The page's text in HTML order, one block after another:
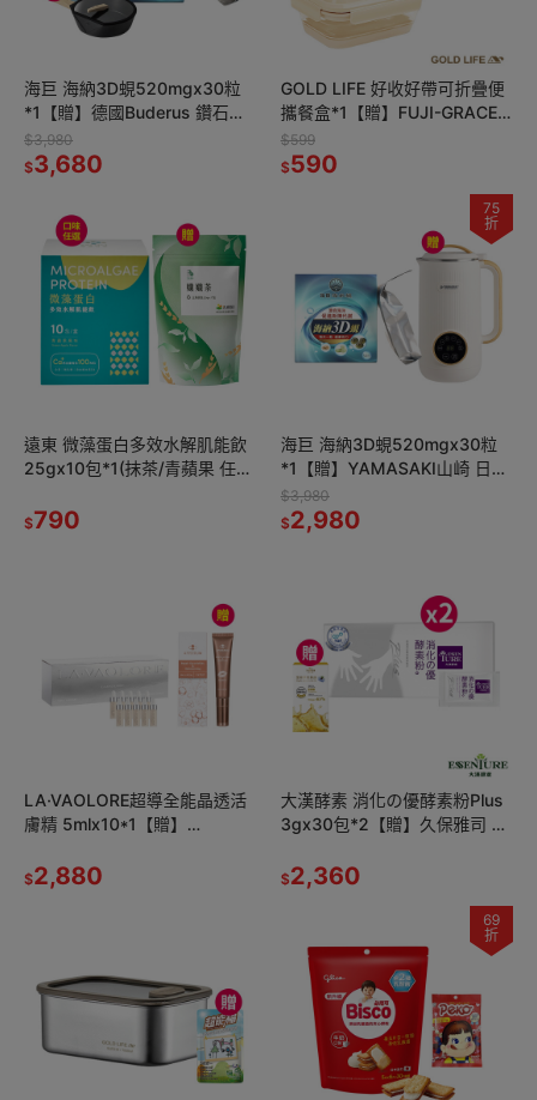
海巨 海納3D蜆520mgx30粒
*1【贈】德國Buderus 鑽石可
立鍋系列_28cm深炒鍋(含蓋)-
淺木紋*1
$3,980
$3,680
GOLD LIFE 好收好帶可折疊便
攜餐盒*1【贈】FUJI-GRACE
富士雅麗 陶瓷筷禮盒組(五雙
入)*1(顏色隨機
$599
$590
遠東 微藻蛋白多效水解肌能飲
25gx10包*1(抹茶/青蘋果 任
3.5gx7包*1
$790
75
折
海巨 海納3D蜆520mgx30粒
*1【贈】YAMASAKI山崎 日式
迷你破壁豆漿機 600ml*1
$3,980
$2,980
LA·VAOLORE超導全能晶透活
膚精 5mlx10*1【贈】
豐澤護唇蜜15ml*1
$2,880
大漢酵素 消化の優酵素粉Plus
3gx30包*2【贈】久保雅司 黑
顆*1
$2,360
69
折